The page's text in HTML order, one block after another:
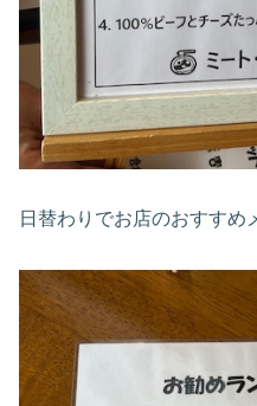
日替わりでお店のおすすめ